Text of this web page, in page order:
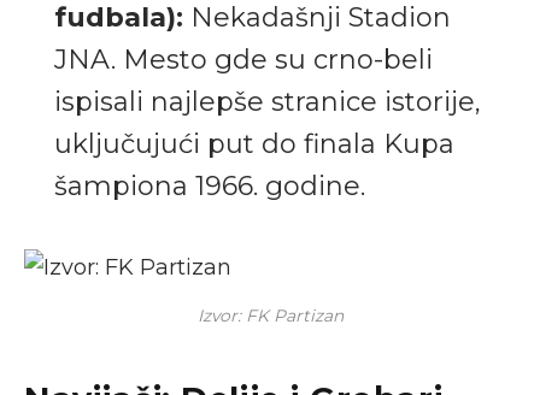
fudbala): Nekadašnji Stadion
JNA. Mesto gde su crno-beli
ispisali najlepše stranice istorije,
uključujući put do finala Kupa
šampiona 1966. godine.
Izvor: FK Partizan